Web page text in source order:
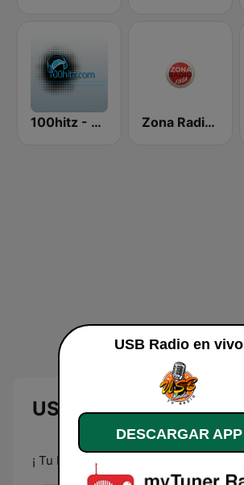
100hitz - Rock Zona Radio Fusa
USB Radio en vivo
¡ Tu Radio !
USB Radio en vivo
DESCARGAR APP